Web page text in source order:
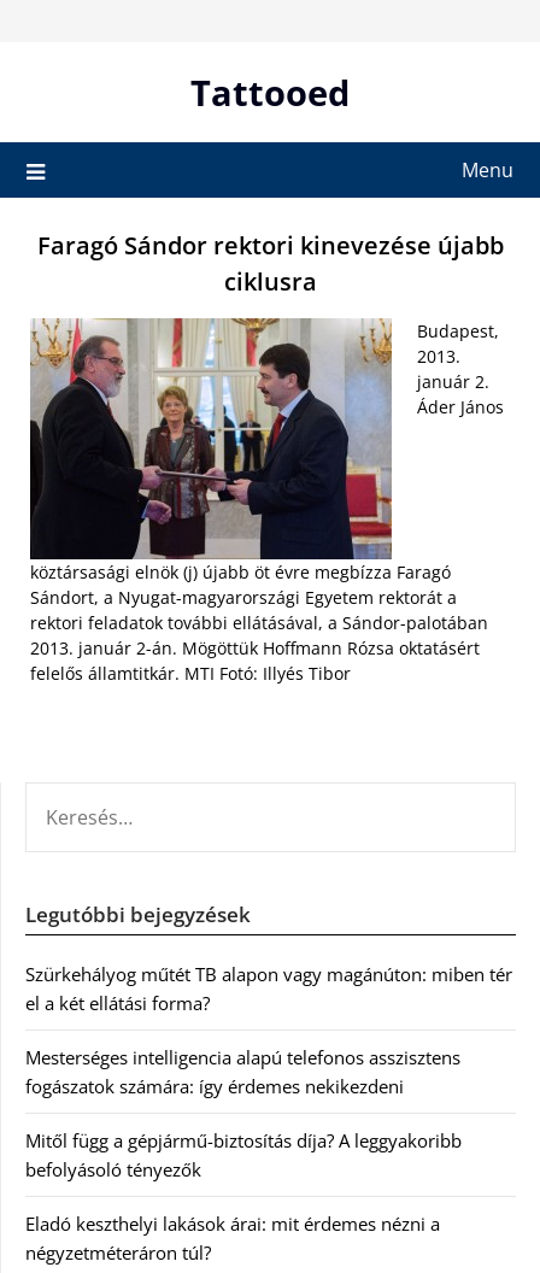
Tattooed
Menu
Faragó Sándor rektori kinevezése újabb
ciklusra
Budapest,
2013.
január 2.
Áder János
köztársasági elnök (j) újabb öt évre megbízza Faragó
Sándort, a Nyugat-magyarországi Egyetem rektorát a
rektori feladatok további ellátásával, a Sándor-palotában
2013. január 2-án. Mögöttük Hoffmann Rózsa oktatásért
felelős államtitkár. MTI Fotó: Illyés Tibor
Legutóbbi bejegyzések
Szürkehályog műtét TB alapon vagy magánúton: miben tér
el a két ellátási forma?
Mesterséges intelligencia alapú telefonos asszisztens
fogászatok számára: így érdemes nekikezdeni
Mitől függ a gépjármű-biztosítás díja? A leggyakoribb
befolyásoló tényezők
Eladó keszthelyi lakások árai: mit érdemes nézni a
négyzetméteráron túl?